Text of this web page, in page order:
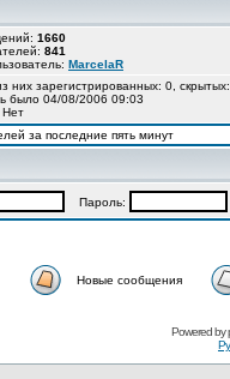
1660
841
MarcelaR
них зарегистрированных: 0,
было 04/08/2006 09:03
Нет
за последние пять минут
Пароль:
Новые сообщения
Powered by